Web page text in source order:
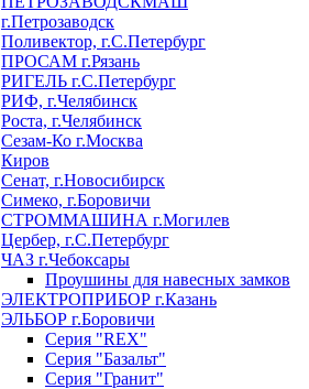
г.Петрозаводск
Поливектор, г.С.Петербург
ПРОСАМ г.Рязань
РИГЕЛЬ г.С.Петербург
РИФ, г.Челябинск
Роста, г.Челябинск
Сезам-Ко г.Москва
Киров
Сенат, г.Новосибирск
Симеко, г.Боровичи
СТРОММАШИНА г.Могилев
Цербер, г.С.Петербург
ЧАЗ г.Чебоксары
Проушины для навесных замков
ЭЛЕКТРОПРИБОР г.Казань
ЭЛЬБОР г.Боровичи
Серия "REX"
Серия "Базальт"
Серия "Гранит"